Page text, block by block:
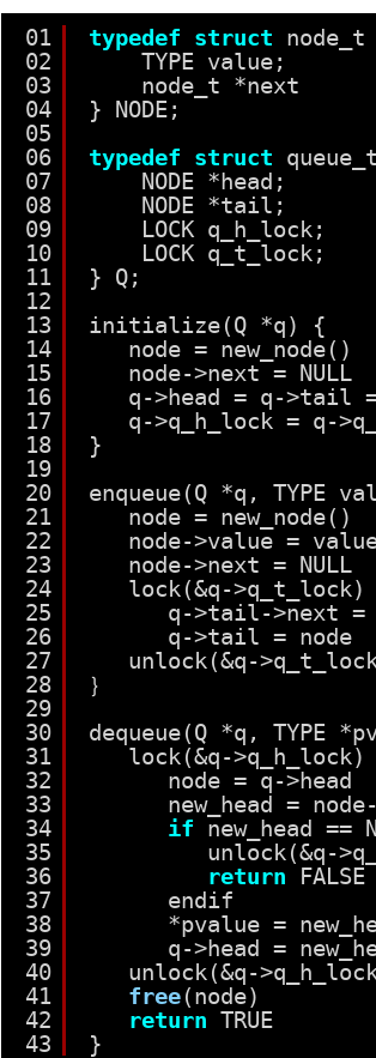
01
02
03
04
05
06
07
08
09
10
11
12
13
14
15
16
17
18
19
20
21
22
23
24
25
26
27
28
29
30
31
32
33
34
35
36
37
38
39
40
41
42
43
typedef struct
TYPE value;
node_t *next
} NODE;
typedef struct
NODE *head;
NODE *tail;
LOCK q_h_lock;
LOCK q_t_lock;
} Q;
initialize(Q *q) {
node =
node->next =
q->head = q->tail
q->q_h_lock = q-
}
enqueue(Q *q, TYPE
node =
node->value =
node->next =
lock(&q-
q->tail->next =
q->tail =
unlock(&q-
｝
dequeue(Q *q, TYPE
lock(&q-
node = q-
new_head =
if
unlock(&q-
return
endif
*pvalue =
q->head =
unlock(&q-
free
return
}